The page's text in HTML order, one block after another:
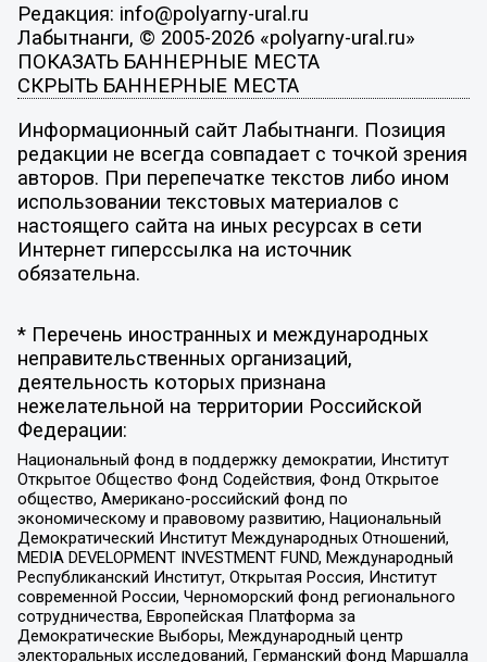
Редакция: info@polyarny-ural.ru
Лабытнанги, © 2005-2026 «polyarny-ural.ru»
ПОКАЗАТЬ БАННЕРНЫЕ МЕСТА
СКРЫТЬ БАННЕРНЫЕ МЕСТА
Информационный сайт Лабытнанги. Позиция
редакции не всегда совпадает с точкой зрения
авторов. При перепечатке текстов либо ином
использовании текстовых материалов с
настоящего сайта на иных ресурсах в сети
Интернет гиперссылка на источник
обязательна.
* Перечень иностранных и международных
неправительственных организаций,
деятельность которых признана
нежелательной на территории Российской
Федерации:
Национальный фонд в поддержку демократии, Институт
Открытое Общество Фонд Содействия, Фонд Открытое
общество, Американо-российский фонд по
экономическому и правовому развитию, Национальный
Демократический Институт Международных Отношений,
MEDIA DEVELOPMENT INVESTMENT FUND, Международный
Республиканский Институт, Открытая Россия, Институт
современной России, Черноморский фонд регионального
сотрудничества, Европейская Платформа за
Демократические Выборы, Международный центр
электоральных исследований, Германский фонд Маршалла